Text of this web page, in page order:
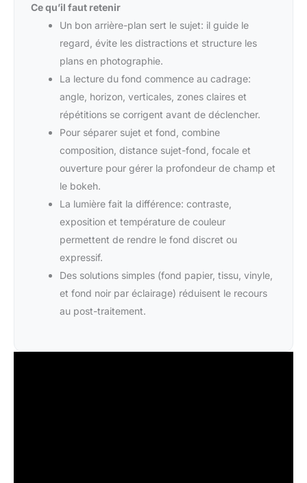
Ce qu’il faut retenir
Un bon arrière-plan sert le sujet: il guide le
regard, évite les distractions et structure les
plans en photographie.
La lecture du fond commence au cadrage:
angle, horizon, verticales, zones claires et
répétitions se corrigent avant de déclencher.
Pour séparer sujet et fond, combine
composition, distance sujet-fond, focale et
ouverture pour gérer la profondeur de champ et
le bokeh.
La lumière fait la différence: contraste,
exposition et température de couleur
permettent de rendre le fond discret ou
expressif.
Des solutions simples (fond papier, tissu, vinyle,
et fond noir par éclairage) réduisent le recours
au post-traitement.